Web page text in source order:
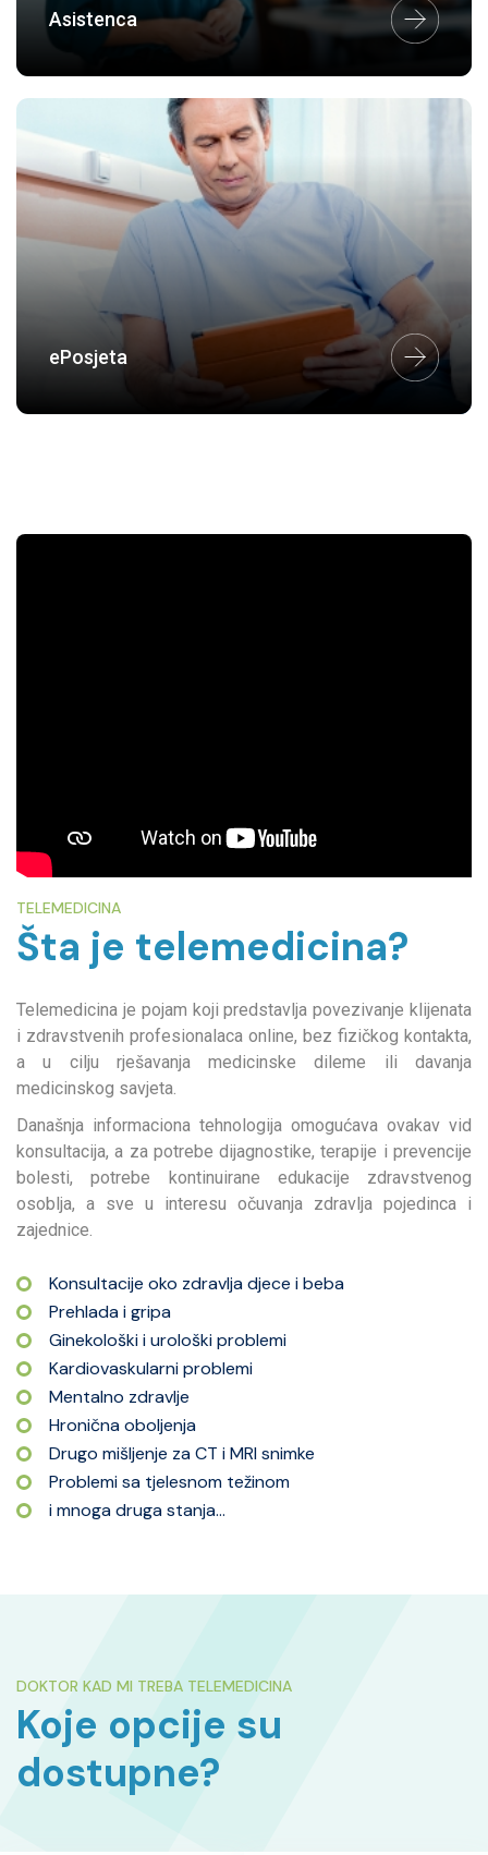
Asistenca
ePosjeta
TELEMEDICINA
Šta je telemedicina?
Telemedicina je pojam koji predstavlja povezivanje klijenata
i zdravstvenih profesionalaca online, bez fizičkog kontakta,
a u cilju rješavanja medicinske dileme ili davanja
medicinskog savjeta.
Današnja informaciona tehnologija omogućava ovakav vid
konsultacija, a za potrebe dijagnostike, terapije i prevencije
bolesti, potrebe kontinuirane edukacije zdravstvenog
osoblja, a sve u interesu očuvanja zdravlja pojedinca i
zajednice.
Konsultacije oko zdravlja djece i beba
Prehlada i gripa
Ginekološki i urološki problemi
Kardiovaskularni problemi
Mentalno zdravlje
Hronična oboljenja
Drugo mišljenje za CT i MRI snimke
Problemi sa tjelesnom težinom
i mnoga druga stanja...
DOKTOR KAD MI TREBA TELEMEDICINA
Koje opcije su
dostupne?